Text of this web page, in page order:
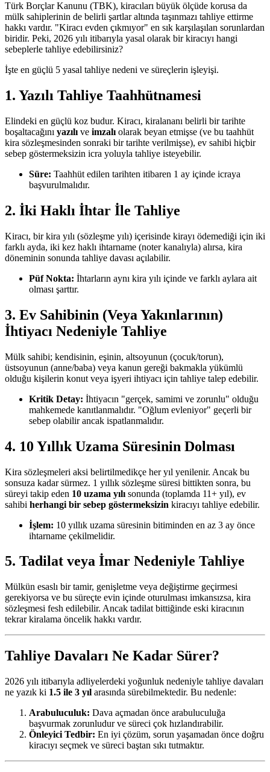
Türk Borçlar Kanunu (TBK), kiracıları büyük ölçüde korusa da
mülk sahiplerinin de belirli şartlar altında taşınmazı tahliye ettirme
hakkı vardır. "Kiracı evden çıkmıyor" en sık karşılaşılan sorunlardan
biridir. Peki, 2026 yılı itibarıyla yasal olarak bir kiracıyı hangi
sebeplerle tahliye edebilirsiniz?
İşte en güçlü 5 yasal tahliye nedeni ve süreçlerin işleyişi.
1. Yazılı Tahliye Taahhütnamesi
Elindeki en güçlü koz budur. Kiracı, kiralananı belirli bir tarihte
boşaltacağını yazılı ve imzalı olarak beyan etmişse (ve bu taahhüt
kira sözleşmesinden sonraki bir tarihte verilmişse), ev sahibi hiçbir
sebep göstermeksizin icra yoluyla tahliye isteyebilir.
Süre: Taahhüt edilen tarihten itibaren 1 ay içinde icraya
başvurulmalıdır.
2. İki Haklı İhtar İle Tahliye
Kiracı, bir kira yılı (sözleşme yılı) içerisinde kirayı ödemediği için iki
farklı ayda, iki kez haklı ihtarname (noter kanalıyla) alırsa, kira
döneminin sonunda tahliye davası açılabilir.
Püf Nokta: İhtarların aynı kira yılı içinde ve farklı aylara ait
olması şarttır.
3. Ev Sahibinin (Veya Yakınlarının)
İhtiyacı Nedeniyle Tahliye
Mülk sahibi; kendisinin, eşinin, altsoyunun (çocuk/torun),
üstsoyunun (anne/baba) veya kanun gereği bakmakla yükümlü
olduğu kişilerin konut veya işyeri ihtiyacı için tahliye talep edebilir.
Kritik Detay: İhtiyacın "gerçek, samimi ve zorunlu" olduğu
mahkemede kanıtlanmalıdır. "Oğlum evleniyor" geçerli bir
sebep olabilir ancak ispatlanmalıdır.
4. 10 Yıllık Uzama Süresinin Dolması
Kira sözleşmeleri aksi belirtilmedikçe her yıl yenilenir. Ancak bu
sonsuza kadar sürmez. 1 yıllık sözleşme süresi bittikten sonra, bu
süreyi takip eden 10 uzama yılı sonunda (toplamda 11+ yıl), ev
sahibi herhangi bir sebep göstermeksizin kiracıyı tahliye edebilir.
İşlem: 10 yıllık uzama süresinin bitiminden en az 3 ay önce
ihtarname çekilmelidir.
5. Tadilat veya İmar Nedeniyle Tahliye
Mülkün esaslı bir tamir, genişletme veya değiştirme geçirmesi
gerekiyorsa ve bu süreçte evin içinde oturulması imkansızsa, kira
sözleşmesi fesh edilebilir. Ancak tadilat bittiğinde eski kiracının
tekrar kiralama öncelik hakkı vardır.
Tahliye Davaları Ne Kadar Sürer?
2026 yılı itibarıyla adliyelerdeki yoğunluk nedeniyle tahliye davaları
ne yazık ki 1.5 ile 3 yıl arasında sürebilmektedir. Bu nedenle:
Arabuluculuk: Dava açmadan önce arabuluculuğa
başvurmak zorunludur ve süreci çok hızlandırabilir.
Önleyici Tedbir: En iyi çözüm, sorun yaşamadan önce doğru
kiracıyı seçmek ve süreci baştan sıkı tutmaktır.